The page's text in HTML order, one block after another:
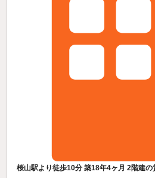
桜山駅より徒歩10分 築18年4ヶ月 2階建の